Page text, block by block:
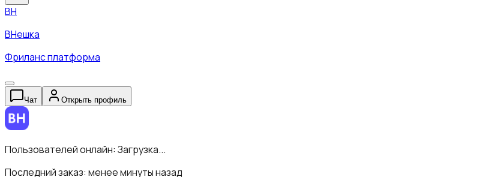
ВН
ВНешка
Фриланс платформа
Чат Открыть профиль
Пользователей онлайн: Загрузка...
Последний заказ: менее минуты назад